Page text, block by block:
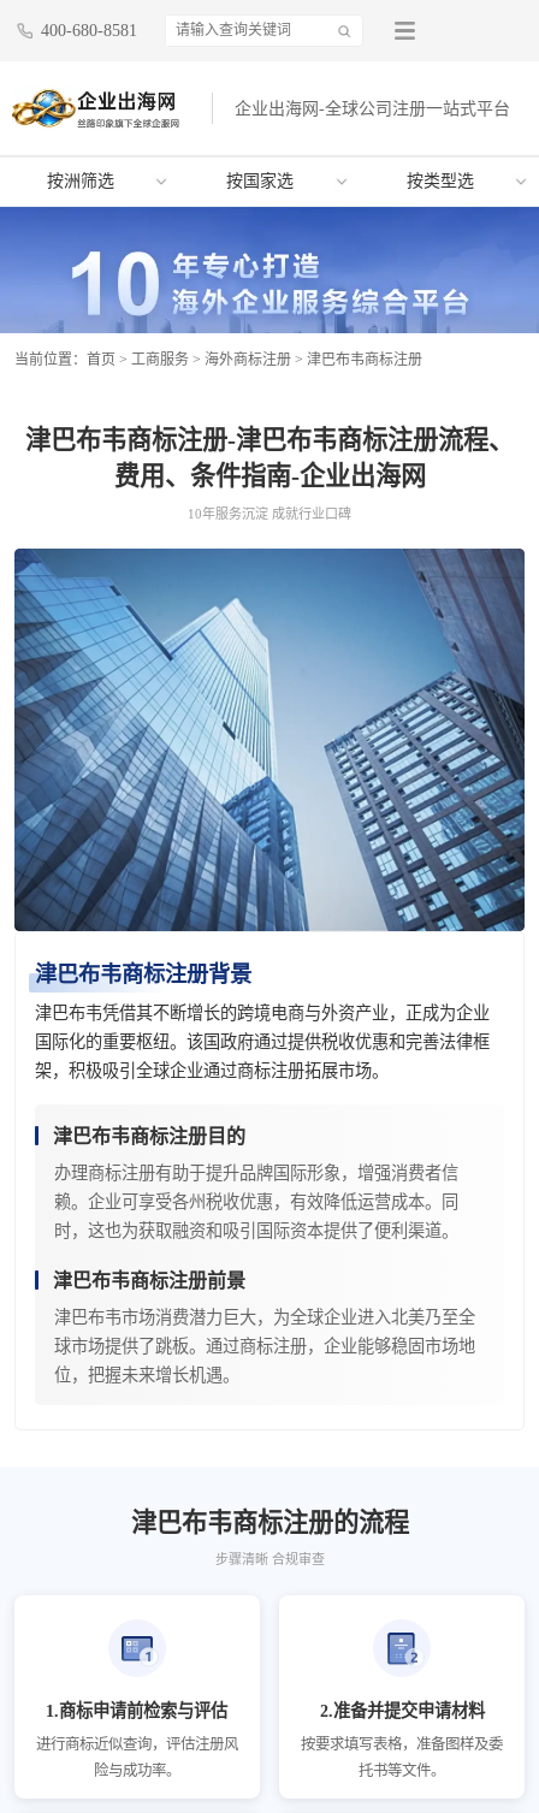
400-680-8581
企业出海网-全球公司注册一站式平台
按洲筛选 按国家选 按类型选
当前位置： 首页 > 工商服务 > 海外商标注册 > 津巴布韦商标注册
津巴布韦商标注册-津巴布韦商标注册流程、
费用、条件指南-企业出海网
10年服务沉淀 成就行业口碑
津巴布韦商标注册背景
津巴布韦凭借其不断增长的跨境电商与外资产业，正成为企业
国际化的重要枢纽。该国政府通过提供税收优惠和完善法律框
架，积极吸引全球企业通过商标注册拓展市场。
津巴布韦商标注册目的
办理商标注册有助于提升品牌国际形象，增强消费者信
赖。企业可享受各州税收优惠，有效降低运营成本。同
时，这也为获取融资和吸引国际资本提供了便利渠道。
津巴布韦商标注册前景
津巴布韦市场消费潜力巨大，为全球企业进入北美乃至全
球市场提供了跳板。通过商标注册，企业能够稳固市场地
位，把握未来增长机遇。
津巴布韦商标注册的流程
步骤清晰 合规审查
1.商标申请前检索与评估
进行商标近似查询，评估注册风
险与成功率。
2.准备并提交申请材料
按要求填写表格，准备图样及委
托书等文件。